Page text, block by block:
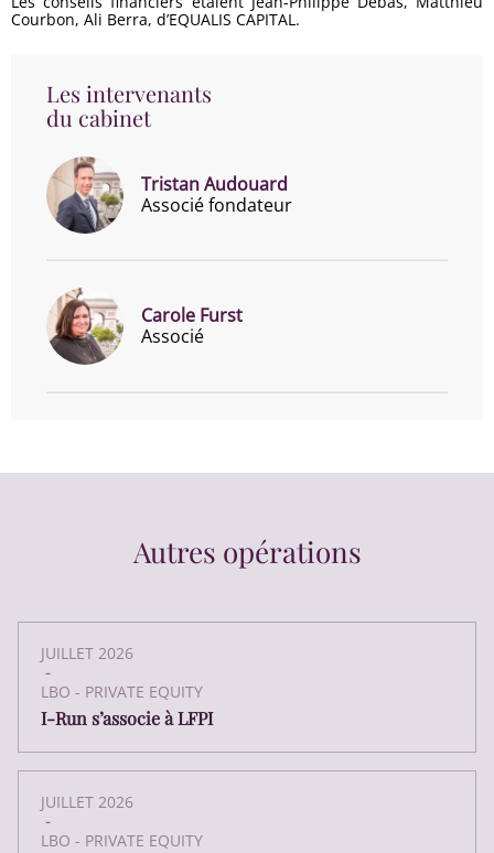
Les intervenants
du cabinet
Tristan Audouard
Associé fondateur
Carole Furst
Associé
Courbon, Ali Berra, d’EQUALIS CAPITAL.
Autres opérations
JUILLET 2026
-
LBO - PRIVATE EQUITY
I-Run s’associe à LFPI
JUILLET 2026
-
LBO - PRIVATE EQUITY